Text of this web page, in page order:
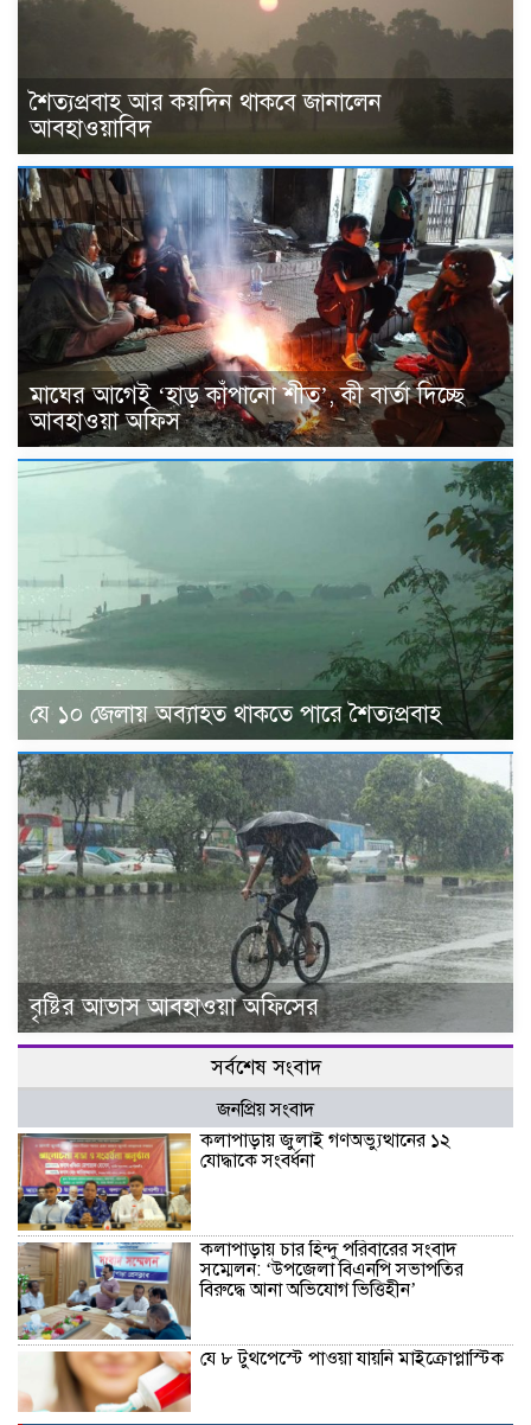
শৈত্যপ্রবাহ আর কয়দিন থাকবে জানালেন
আবহাওয়াবিদ
মাঘের আগেই ‘হাড় কাঁপানো শীত’, কী বার্তা দিচ্ছে
আবহাওয়া অফিস
যে ১০ জেলায় অব্যাহত থাকতে পারে শৈত্যপ্রবাহ
বৃষ্টির আভাস আবহাওয়া অফিসের
সর্বশেষ সংবাদ
জনপ্রিয় সংবাদ
কলাপাড়ায় জুলাই গণঅভ্যুত্থানের ১২
যোদ্ধাকে সংবর্ধনা
কলাপাড়ায় চার হিন্দু পরিবারের সংবাদ
সম্মেলন: ‘উপজেলা বিএনপি সভাপতির
বিরুদ্ধে আনা অভিযোগ ভিত্তিহীন’
যে ৮ টুথপেস্টে পাওয়া যায়নি মাইক্রোপ্লাস্টিক